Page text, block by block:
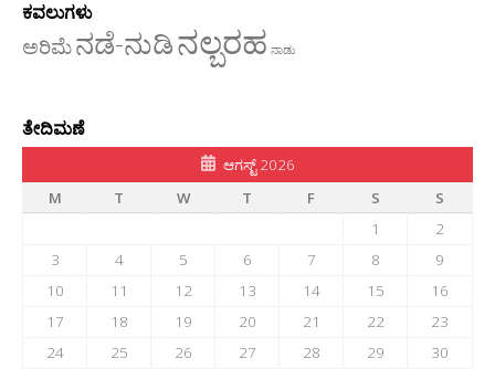
ಕವಲುಗಳು
ಅರಿಮೆನಡೆ-ನುಡಿನಲ್ಬರಹ ನಾಡು
ತೇದಿಮಣೆ
ಆಗಸ್ಟ್ 2026
M
T W T F S
S
1
2
3
4 5 6 7 8
9
10
11 12 13 14 15
16
17
18 19 20 21 22
23
24
25 26 27 28 29
30